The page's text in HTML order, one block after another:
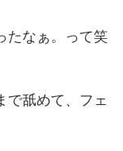
たなぁ。って笑
で舐めて、フェ